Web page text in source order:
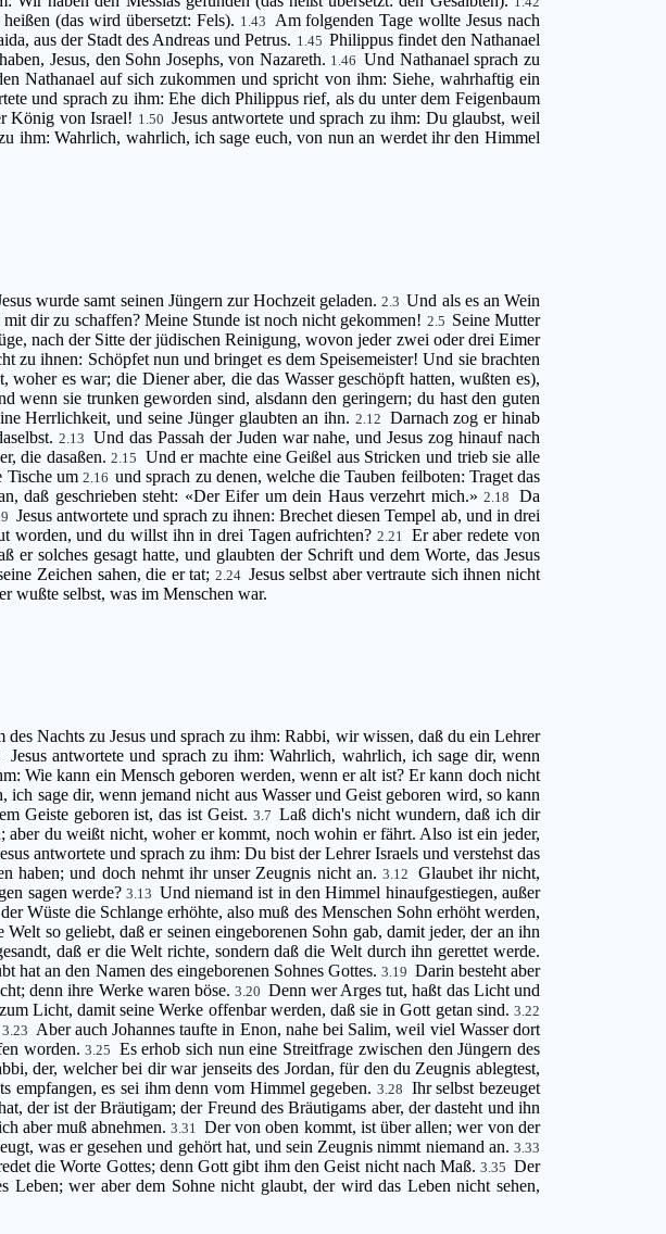
(das wird übersetzt: Fels). 1.43 Am folgenden Tage wollte Jesus nach
aus der Stadt des Andreas und Petrus. 1.45 Philippus findet den Nathanael
Jesus, den Sohn Josephs, von Nazareth. 1.46 Und Nathanael sprach zu
Nathanael auf sich zukommen und spricht von ihm: Siehe, wahrhaftig ein
und sprach zu ihm: Ehe dich Philippus rief, als du unter dem Feigenbaum
König von Israel! 1.50 Jesus antwortete und sprach zu ihm: Du glaubst, weil
ihm: Wahrlich, wahrlich, ich sage euch, von nun an werdet ihr den Himmel
wurde samt seinen Jüngern zur Hochzeit geladen.2.3 Und als es an Wein
dir zu schaffen? Meine Stunde ist noch nicht gekommen! 2.5 Seine Mutter
nach der Sitte der jüdischen Reinigung, wovon jeder zwei oder drei Eimer
zu ihnen: Schöpfet nun und bringet es dem Speisemeister! Und sie brachten
es war; die Diener aber, die das Wasser geschöpft hatten, wußten es),
wenn sie trunken geworden sind, alsdann den geringern; du hast den guten
Herrlichkeit, und seine Jünger glaubten an ihn. 2.12 Darnach zog er hinab
2.13
Und das Passah der Juden war nahe, und Jesus zog hinauf nach
die dasaßen.2.15 Und er machte eine Geißel aus Stricken und trieb sie alle
Tische um 2.16 und sprach zu denen, welche die Tauben feilboten: Traget das
daß geschrieben steht: «Der Eifer um dein Haus verzehrt mich.» 2.18
Da
Jesus antwortete und sprach zu ihnen: Brechet diesen Tempel ab, und in drei
worden, und du willst ihn in drei Tagen aufrichten?2.21
Er aber redete von
er solches gesagt hatte, und glaubten der Schrift und dem Worte, das Jesus
Zeichen sahen, die er tat; 2.24 Jesus selbst aber vertraute sich ihnen nicht
wußte selbst, was im Menschen war.
des Nachts zu Jesus und sprach zu ihm: Rabbi, wir wissen, daß du ein Lehrer
Jesus antwortete und sprach zu ihm: Wahrlich, wahrlich, ich sage dir, wenn
Wie kann ein Mensch geboren werden, wenn er alt ist? Er kann doch nicht
ich sage dir, wenn jemand nicht aus Wasser und Geist geboren wird, so kann
Geiste geboren ist, das ist Geist. 3.7 Laß dich's nicht wundern, daß ich dir
du weißt nicht, woher er kommt, noch wohin er fährt. Also ist ein jeder,
antwortete und sprach zu ihm: Du bist der Lehrer Israels und verstehst das
haben; und doch nehmt ihr unser Zeugnis nicht an.3.12
Glaubet ihr nicht,
sagen werde?3.13 Und niemand ist in den Himmel hinaufgestiegen, außer
Wüste die Schlange erhöhte, also muß des Menschen Sohn erhöht werden,
so geliebt, daß er seinen eingeborenen Sohn gab, damit jeder, der an ihn
daß er die Welt richte, sondern daß die Welt durch ihn gerettet werde.
hat an den Namen des eingeborenen Sohnes Gottes.3.19 Darin besteht aber
denn ihre Werke waren böse.3.20 Denn wer Arges tut, haßt das Licht und
Licht, damit seine Werke offenbar werden, daß sie in Gott getan sind. 3.22
3.23 Aber auch Johannes taufte in Enon, nahe bei Salim, weil viel Wasser dort
worden.3.25 Es erhob sich nun eine Streitfrage zwischen den Jüngern des
der, welcher bei dir war jenseits des Jordan, für den du Zeugnis ablegtest,
empfangen, es sei ihm denn vom Himmel gegeben.3.28 Ihr selbst bezeuget
der ist der Bräutigam; der Freund des Bräutigams aber, der dasteht und ihn
aber muß abnehmen.3.31 Der von oben kommt, ist über allen; wer von der
was er gesehen und gehört hat, und sein Zeugnis nimmt niemand an. 3.33
die Worte Gottes; denn Gott gibt ihm den Geist nicht nach Maß.3.35 Der
Leben; wer aber dem Sohne nicht glaubt, der wird das Leben nicht sehen,